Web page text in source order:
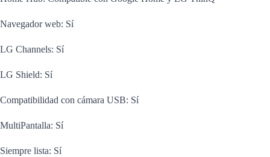
Navegador web: Sí
LG Channels: Sí
LG Shield: Sí
Compatibilidad con cámara USB: Sí
MultiPantalla: Sí
Siempre lista: Sí